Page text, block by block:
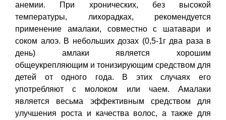
анемии. При хронических, без высокой
температуры, лихорадках, рекомендуется
применение амалаки, совместно с шатавари и
соком алоэ. В небольших дозах (0,5-1г два раза в
день) амлаки является хорошим
общеукрепляющим и тонизирующим средством для
детей от одного года. В этих случаях его
употребляют с молоком или чаем. Амалаки
является весьма эффективным средством для
улучшения роста и качества волос, а также для